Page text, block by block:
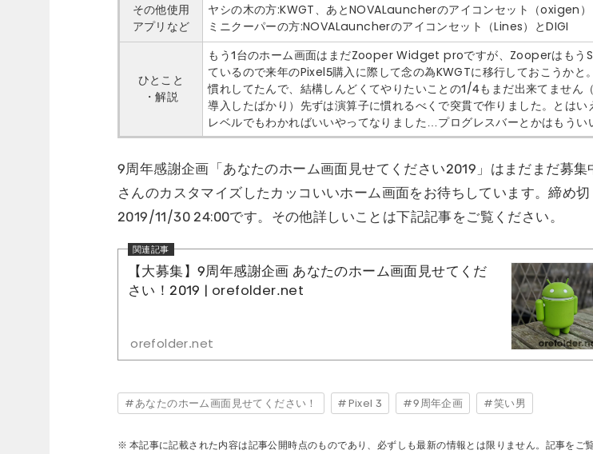
その他使用
アプリなど
ヤシの木の方:KWGT、あとNOVALauncherのアイコンセット（oxigen）
ミニクーパーの方:NOVALauncherのアイコンセット（Lines）とDIGI
ひとこと
・解説
もう1台のホーム画面はまだZooper Widget proですが、Zooperはもう
ているので来年のPixel5購入に際して念の為KWGTに移行しておこうか
慣れしてたんで、結構しんどくてやりたいことの1/4もまだ出来てません
導入したばかり）先ずは演算子に慣れるべくで突貫で作りました。とはい
レベルでもわかればいいやってなりました…プログレスバーとかはもうい
9周年感謝企画「あなたのホーム画面見せてください2019」はまだまだ募集
さんのカスタマイズしたカッコいいホーム画面をお待ちしています。締め切
2019/11/30 24:00です。その他詳しいことは下記記事をご覧ください。
【大募集】9周年感謝企画 あなたのホーム画面見せてくだ
さい！2019 | orefolder.net
orefolder.net
あなたのホーム画面見せてください！ Pixel 3 9周年企画 笑い男
本記事に記載された内容は記事公開時点のものであり、必ずしも最新の情報とは限りません。記事をご